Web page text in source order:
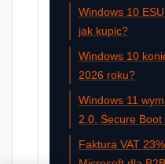
Windows 10
jak kupic?
Windows 10
2026 roku?
Windows 11
2.0, Secure
Faktura VAT